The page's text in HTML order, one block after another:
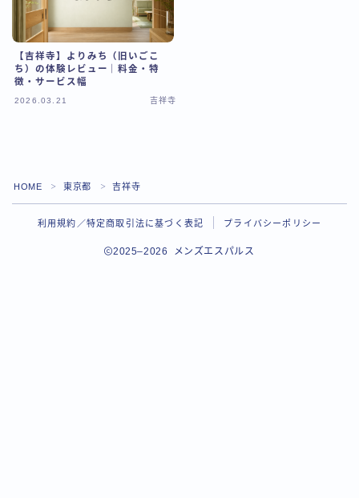
五反田比較
新宿比較
【吉祥寺】よりみち（旧いごこ
ち）の体験レビュー｜料金・特
徴・サービス幅
2026.03.21 吉祥寺
HOME ＞ 東京都 ＞ 吉祥寺
利用規約／特定商取引法に基づく表記 プライバシーポリシー
2025–2026 メンズエスパルス